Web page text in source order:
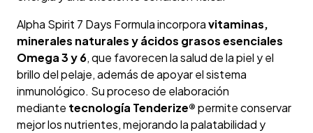
Alpha Spirit 7 Days Formula incorporavitaminas,
minerales naturales y ácidos grasos esenciales
Omega 3 y 6, que favorecen la salud de la piel y el
brillo del pelaje, además de apoyar el sistema
inmunológico. Su proceso de elaboración
mediante tecnología Tenderize®permite conservar
mejor los nutrientes, mejorando la palatabilidad y